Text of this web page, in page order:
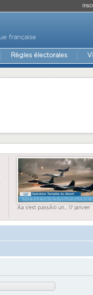
française
Règles électorales
Ãa s'est passÃ© un... 17 janvier